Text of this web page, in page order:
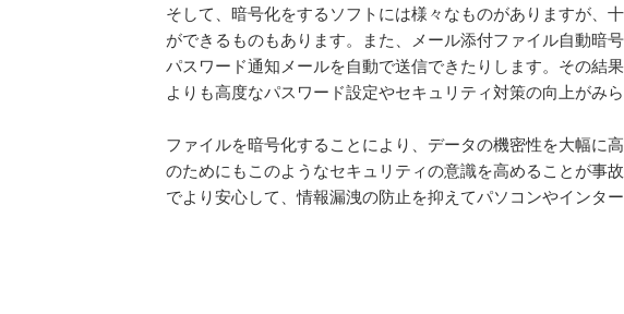
そして、暗号化をするソフトには様々なものがありますが、
ができるものもあります。また、メール添付ファイル自動暗
パスワード通知メールを自動で送信できたりします。その結
よりも高度なパスワード設定やセキュリティ対策の向上がみら
ファイルを暗号化することにより、データの機密性を大幅に
のためにもこのようなセキュリティの意識を高めることが事
でより安心して、情報漏洩の防止を抑えてパソコンやインタ